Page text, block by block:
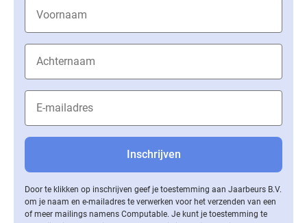
Door te klikken op inschrijven geef je toestemming aan Jaarbeurs B.V.
om je naam en e-mailadres te verwerken voor het verzenden van een
of meer mailings namens Computable. Je kunt je toestemming te